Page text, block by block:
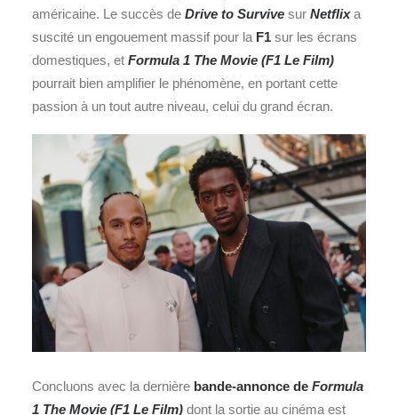
américaine. Le succès de Drive to Survive sur Netflixa
suscité un engouement massif pour la F1 sur les écrans
domestiques, et Formula 1 The Movie (F1 Le Film)
pourrait bien amplifier le phénomène, en portant cette
passion à un tout autre niveau, celui du grand écran.
Concluons avec la dernière bande-annonce de Formula
1 The Movie (F1 Le Film) dont la sortie au cinéma est